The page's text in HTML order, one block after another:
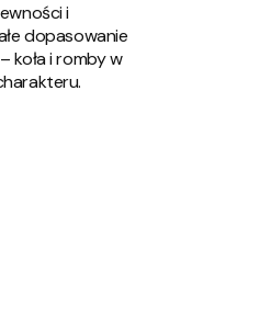
i
dopasowanie
koła i romby w